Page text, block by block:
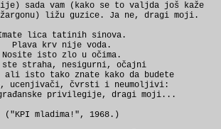
sada vam (kako se to valjda još kaže
žargonu) ližu guzice. Ja ne, dragi moji.
lica tatinih sinova.
Plava krv nije voda.
Nosite isto zlo u očima.
ste straha, nesigurni, očajni
isto tako znate kako da budete
ucenjivači, čvrsti i neumoljivi:
privilegije, dragi moji...
("KPI mladima!", 1968.)